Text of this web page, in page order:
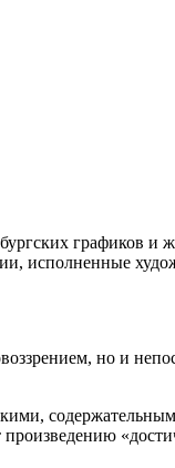
графиков
исполненные
но и